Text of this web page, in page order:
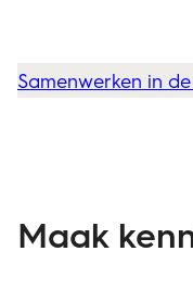
Samenwerken in
Maak